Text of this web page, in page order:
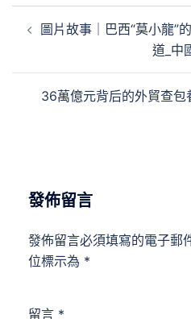
章
圖片故事｜巴西“莫小龍”
道_中
36萬億元背后的外貿查包
發佈留言
發佈留言必須填寫的電子郵
位標示為 *
留言 *